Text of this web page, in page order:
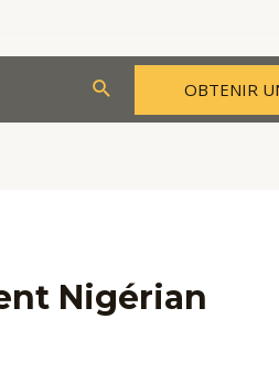
RechercherOBTENIR
Nigérian